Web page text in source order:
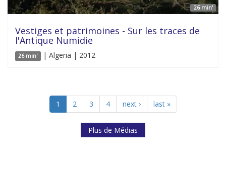
26 min'
Vestiges et patrimoines - Sur les traces de
l'Antique Numidie
26 min' | Algeria | 2012
1 2 3 4 next › last »
Plus de Médias